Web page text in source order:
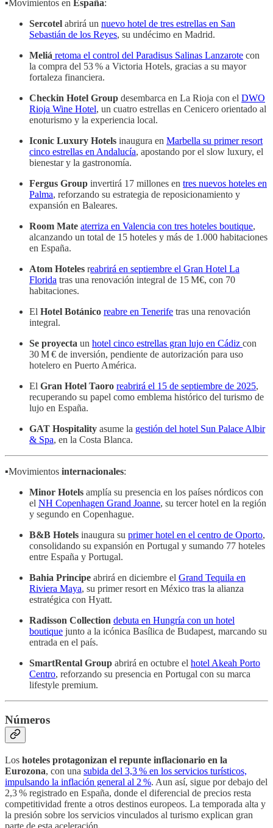
▪️Movimientos en España:
Sercotel abrirá un nuevo hotel de tres estrellas en San
Sebastián de los Reyes, su undécimo en Madrid.
Meliá retoma el control del Paradisus Salinas Lanzarote con
la compra del 53 % a Victoria Hotels, gracias a su mayor
fortaleza financiera.
Checkin Hotel Group desembarca en La Rioja con el DWO
Rioja Wine Hotel, un cuatro estrellas en Cenicero orientado al
enoturismo y la experiencia local.
Iconic Luxury Hotels inaugura en Marbella su primer resort
cinco estrellas en Andalucía, apostando por el slow luxury, el
bienestar y la gastronomía.
Fergus Group invertirá 17 millones en tres nuevos hoteles en
Palma, reforzando su estrategia de reposicionamiento y
expansión en Baleares.
Room Mate aterriza en Valencia con tres hoteles boutique,
alcanzando un total de 15 hoteles y más de 1.000 habitaciones
en España.
Atom Hoteles reabrirá en septiembre el Gran Hotel La
Florida tras una renovación integral de 15 M€, con 70
habitaciones.
El Hotel Botánico reabre en Tenerife tras una renovación
integral.
Se proyecta un hotel cinco estrellas gran lujo en Cádiz con
30 M € de inversión, pendiente de autorización para uso
hotelero en Puerto América.
El Gran Hotel Taoro reabrirá el 15 de septiembre de 2025,
recuperando su papel como emblema histórico del turismo de
lujo en España.
GAT Hospitality asume la gestión del hotel Sun Palace Albir
& Spa, en la Costa Blanca.
▪️Movimientos internacionales:
Minor Hotels amplía su presencia en los países nórdicos con
el NH Copenhagen Grand Joanne, su tercer hotel en la región
y segundo en Copenhague.
B&B Hotels inaugura su primer hotel en el centro de Oporto,
consolidando su expansión en Portugal y sumando 77 hoteles
entre España y Portugal.
Bahia Principe abrirá en diciembre el Grand Tequila en
Riviera Maya, su primer resort en México tras la alianza
estratégica con Hyatt.
Radisson Collection debuta en Hungría con un hotel
boutique junto a la icónica Basílica de Budapest, marcando su
entrada en el país.
SmartRental Group abrirá en octubre el hotel Akeah Porto
Centro, reforzando su presencia en Portugal con su marca
lifestyle premium.
Números
Los hoteles protagonizan el repunte inflacionario en la
Eurozona, con una subida del 3,3 % en los servicios turísticos,
impulsando la inflación general al 2 %. Aun así, sigue por debajo del
2,3 % registrado en España, donde el diferencial de precios resta
competitividad frente a otros destinos europeos. La temporada alta y
la presión sobre los servicios vinculados al turismo explican gran
parte de esta aceleración.